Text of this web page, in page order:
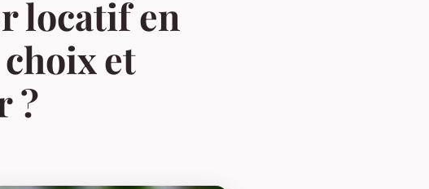
locatif en
et
?